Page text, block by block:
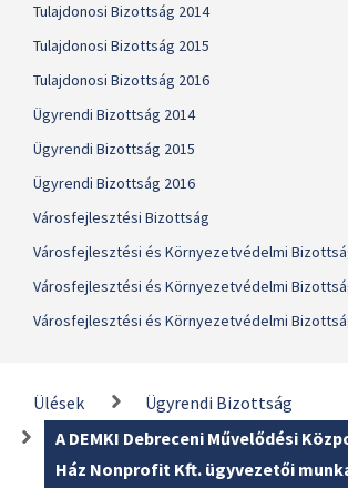
Tulajdonosi Bizottság 2014
Tulajdonosi Bizottság 2015
Tulajdonosi Bizottság 2016
Ügyrendi Bizottság 2014
Ügyrendi Bizottság 2015
Ügyrendi Bizottság 2016
Városfejlesztési Bizottság
Városfejlesztési és Környezetvédelmi
Városfejlesztési és Környezetvédelmi
Városfejlesztési és Környezetvédelmi
Ülések
Ügyrendi Bizottság
A DEMKI Debreceni Művelődési
Ház Nonprofit Kft. ügyvezetői